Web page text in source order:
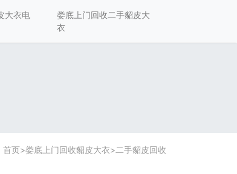
大衣电
娄底上门回收二手貂皮大
衣
首页>娄底上门回收貂皮大衣>二手貂皮回收